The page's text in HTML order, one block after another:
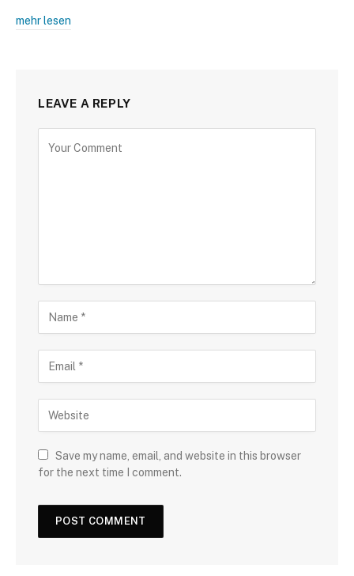
mehr lesen
LEAVE A REPLY
Save my name, email, and website in this browser
for the next time I comment.